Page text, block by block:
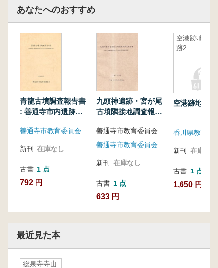
あなたへのおすすめ
青龍古墳調査報告書
: 善通寺市内遺跡発
蔵文化財発掘調査報
善通寺市教育委員会
新刊 在庫なし
古書 1 点
792 円
九頭神遺跡・宮が尾
古墳隣接地調査報告
善通寺市教育委員会文化振興室 編
善通寺市教育委員会(香川県)
新刊 在庫なし
古書 1 点
633 円
空港跡地遺
跡2
空港跡地遺
香川県教育委
新刊 在庫なし
古書 1 点
1,650 円
最近見た本
総泉寺寺山